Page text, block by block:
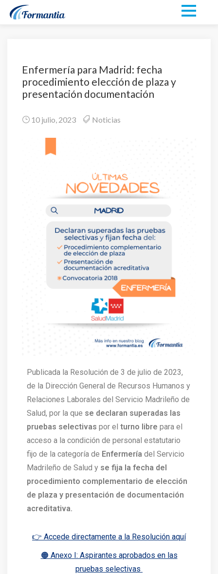
Enfermería para Madrid: fecha
procedimiento elección de plaza y
presentación documentación
10 julio, 2023 Noticias
Publicada la Resolución de 3 de julio de 2023,
de la Dirección General de Recursos Humanos y
Relaciones Laborales del Servicio Madrileño de
Salud, por la que se declaran superadas las
pruebas selectivas por el turno libre para el
acceso a la condición de personal estatutario
fijo de la categoría de Enfermería del Servicio
Madrileño de Salud y se fija la fecha del
procedimiento complementario de elección
de plaza y presentación de documentación
acreditativa.
👉 Accede directamente a la Resolución aquí
🟠 Anexo I: Aspirantes aprobados en las
pruebas selectivas